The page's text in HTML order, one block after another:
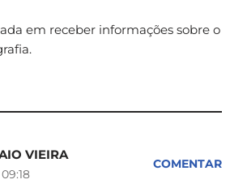
em receber informações sobre o
VIEIRA
COMENTAR